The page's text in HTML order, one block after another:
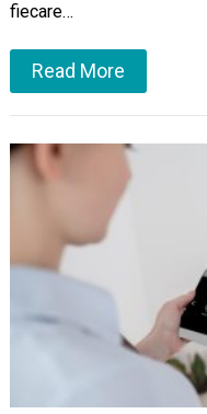
fiecare…
Read More